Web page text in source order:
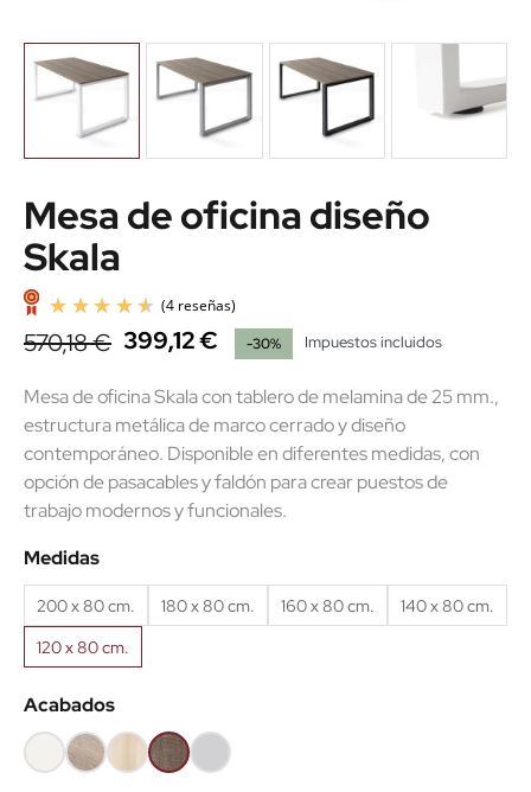
Mesa de oficina diseño
Skala
(4 reseñas)
570,18 € 399,12 € -30% Impuestos incluidos
Mesa de oficina Skala con tablero de melamina de 25 mm.,
estructura metálica de marco cerrado y diseño
contemporáneo. Disponible en diferentes medidas, con
opción de pasacables y faldón para crear puestos de
trabajo modernos y funcionales.
Medidas
200 x 80 cm. 180 x 80 cm. 160 x 80 cm.
140 x 80 cm.
120 x 80 cm.
Acabados
BlancoOlmo
claro
AcaciaNebraska
Gris
claro